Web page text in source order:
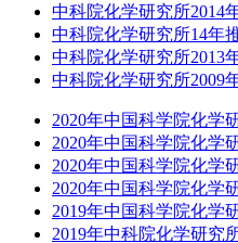
中科院化学研究所2014
中科院化学研究所14年
中科院化学研究所2013
中科院化学研究所2009
2020年中国科学院化学
2020年中国科学院化学
2020年中国科学院化学
2020年中国科学院化学
2019年中国科学院化学
2019年中科院化学研究